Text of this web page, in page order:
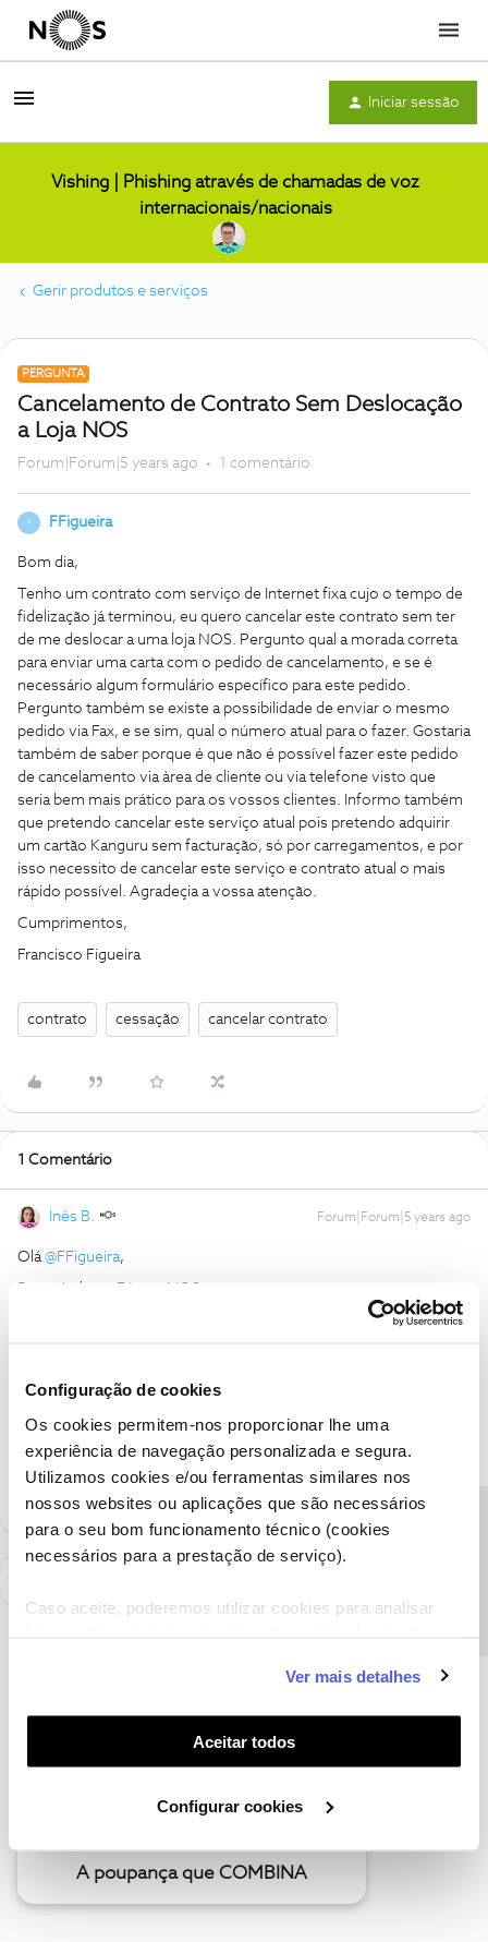
Configuração de cookies
Os cookies permitem-nos proporcionar lhe uma
experiência de navegação personalizada e segura.
Utilizamos cookies e/ou ferramentas similares nos
nossos websites ou aplicações que são necessários
para o seu bom funcionamento técnico (cookies
necessários para a prestação de serviço).
Caso aceite, poderemos utilizar cookies para analisar
funcionalidades (cookies de personalização e
funcionalidade) e adaptar anúncios aos seus interesses
(cookies de publicidade personalizada). Pode gerir a
utilização dos cookies clicando em "Configurar
Ver mais detalhes
Aceitar todos
Configurar cookies
Menu
Iniciar sessão
Vishing | Phishing através de chamadas de voz
internacionais/nacionais
Gerir produtos e serviços
PERGUNTA
Cancelamento de Contrato Sem Deslocação
a Loja NOS
Forum|Forum|5 years ago 1 comentário
F FFigueira
Bom dia,
Tenho um contrato com serviço de Internet fixa cujo o tempo de
fidelização já terminou, eu quero cancelar este contrato sem ter
de me deslocar a uma loja NOS. Pergunto qual a morada correta
para enviar uma carta com o pedido de cancelamento, e se é
necessário algum formulário específico para este pedido.
Pergunto também se existe a possibilidade de enviar o mesmo
pedido via Fax, e se sim, qual o número atual para o fazer. Gostaria
também de saber porque é que não é possível fazer este pedido
de cancelamento via àrea de cliente ou via telefone visto que
seria bem mais prático para os vossos clientes. Informo também
que pretendo cancelar este serviço atual pois pretendo adquirir
um cartão Kanguru sem facturação, só por carregamentos, e por
isso necessito de cancelar este serviço e contrato atual o mais
rápido possível. Agradeçia a vossa atenção.
Cumprimentos,
Francisco Figueira
contrato cessação cancelar contrato
1 Comentário
Inês B. Forum|Forum|5 years ago
Olá@FFigueira,
Envie-nos, por favor, uma mensagem privada com o seu número
Ajude a comunidade a encontrar informação relevante. Marque
como "Melhor Resposta" e faça "Like" nos melhores comentários.
A poupança que COMBINA